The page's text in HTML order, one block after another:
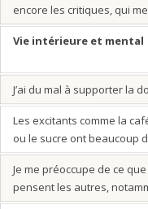
encore les critiques, qui
Vie intérieure et mental
J’ai du mal à supporter la
Les excitants comme la
ou le sucre ont beaucoup
Je me préoccupe de ce
pensent les autres,